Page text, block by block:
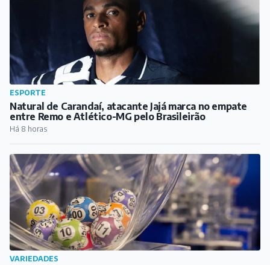
ESPORTE
Natural de Carandaí, atacante Jajá marca no empate
entre Remo e Atlético-MG pelo Brasileirão
Há 8 horas
VARIEDADES